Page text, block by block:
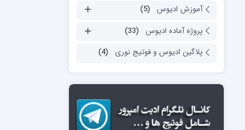
آموزش ادیوس
(5)
پروژه آماده ادیوس
(33)
پلاگین ادیوس و فوتیج نوری
(4)